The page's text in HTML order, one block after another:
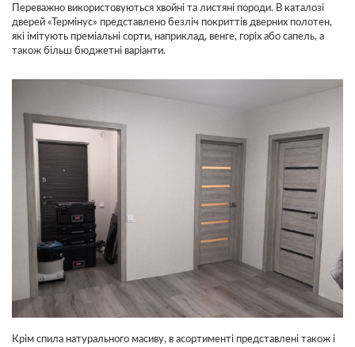
Переважно використовуються хвойні та листяні породи. В каталозі
дверей «Термінус» представлено безліч покриттів дверних полотен,
які імітують преміальні сорти, наприклад, венге, горіх або сапель, а
також більш бюджетні варіанти.
Крім спила натурального масиву, в асортименті представлені також і